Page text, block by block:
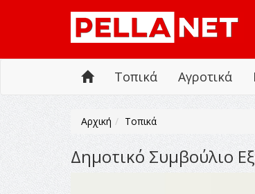
Τοπικά Αγροτικά
Αρχική Τοπικά
Δημοτικό Συμβούλιο